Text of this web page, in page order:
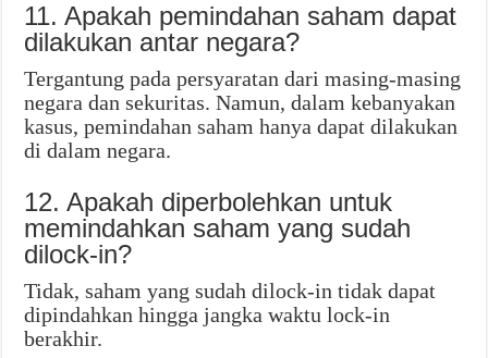
11. Apakah pemindahan saham dapat
dilakukan antar negara?
Tergantung pada persyaratan dari masing-masing
negara dan sekuritas. Namun, dalam kebanyakan
kasus, pemindahan saham hanya dapat dilakukan
di dalam negara.
12. Apakah diperbolehkan untuk
memindahkan saham yang sudah
dilock-in?
Tidak, saham yang sudah dilock-in tidak dapat
dipindahkan hingga jangka waktu lock-in
berakhir.